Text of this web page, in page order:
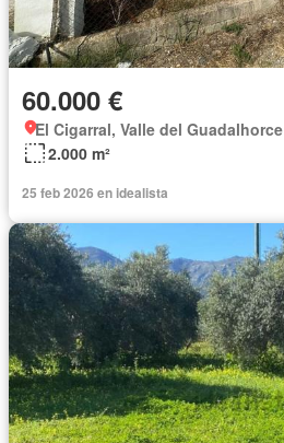
60.000 €
El Cigarral, Valle del Guadalhorce
2.000 m²
25 feb 2026 en idealista